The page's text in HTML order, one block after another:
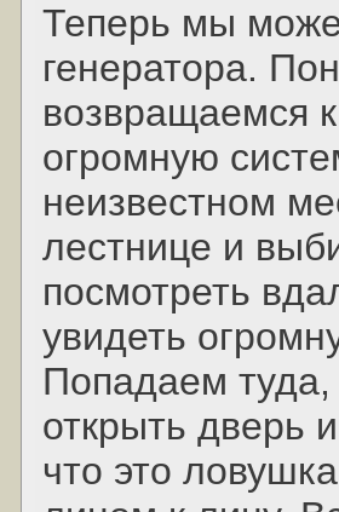
Теперь мы
генератора.
возвращаемся
огромную
неизвестном
лестнице и
посмотреть
увидеть
Попадаем
открыть дверь
что это